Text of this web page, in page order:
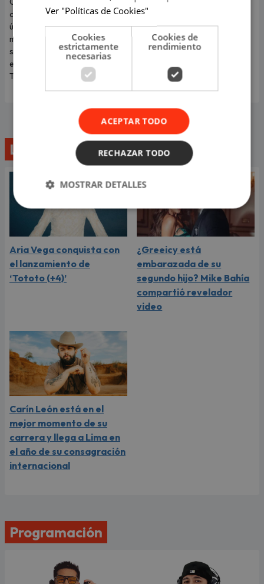
ofrecer este 6 de agosto un
único concierto en Costa 21, en
medio del mejor momento de
su carrera y con las últimas
entradas disponibles en
Teleticket.
revelar que el viaje más
romántico de su vida terminó
convirtiéndose en una
dolorosa despedida.
Lo último
Aria Vega conquista con
el lanzamiento de
‘Tototo (+4)’
¿Greeicy está
embarazada de su
segundo hijo? Mike Bahía
compartió revelador
video
Carín León está en el
mejor momento de su
carrera y llega a Lima en
el año de su consagración
internacional
Programación
Ver "Políticas de Cookies"
Cookies
estrictamente
necesarias
Cookies de
rendimiento
ACEPTAR TODO
RECHAZAR TODO
MOSTRAR DETALLES